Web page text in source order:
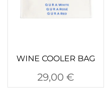
WINE COOLER BAG
29,00 €